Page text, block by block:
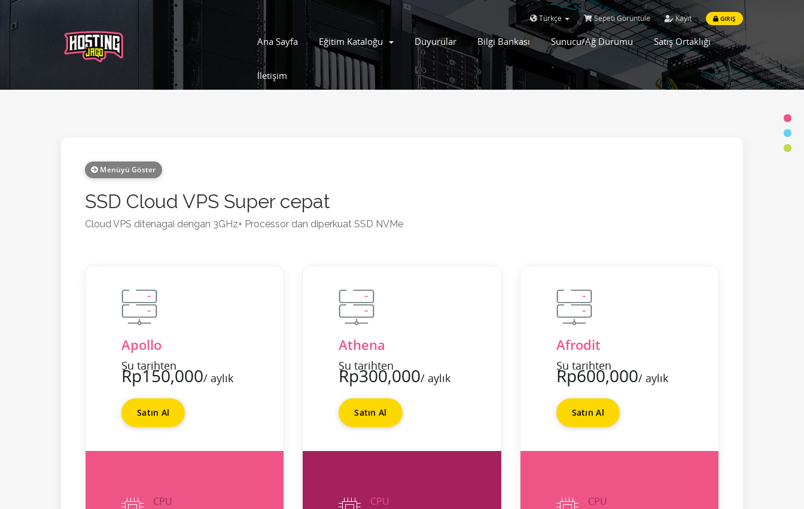
Türkçe Sepeti Görüntüle Kayıt GIRIŞ
Ana Sayfa Eğitim Kataloğu Duyurular Bilgi Bankası Sunucu/Ağ Durumu Satış Ortaklığı
İletişim
Menüyü Göster
SSD Cloud VPS Super cepat
Cloud VPS ditenagai dengan 3GHz+ Processor dan diperkuat SSD NVMe
Apollo
Şu tarihten
Rp150,000/ aylık
Satın Al
CPU
Athena
Şu tarihten
Rp300,000/ aylık
Satın Al
CPU
Afrodit
Şu tarihten
Rp600,000/ aylık
Satın Al
CPU